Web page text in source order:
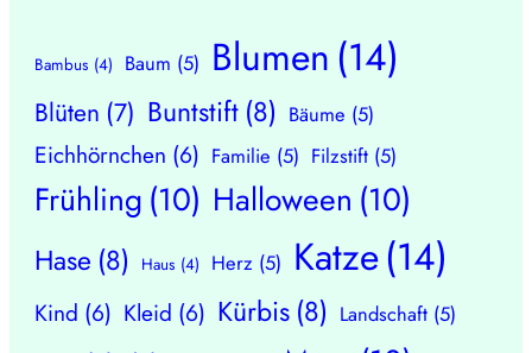
Bambus (4) Baum (5) Blumen(14)
Blüten (7) Buntstift (8) Bäume (5)
Eichhörnchen (6) Familie (5) Filzstift (5)
Frühling (10) Halloween (10)
Hase (8) Haus (4) Herz (5) Katze(14)
Kind (6) Kleid (6) Kürbis (8) Landschaft (5)